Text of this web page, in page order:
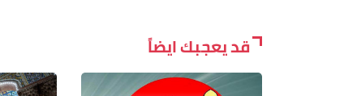
قد يعجبك ايضاً